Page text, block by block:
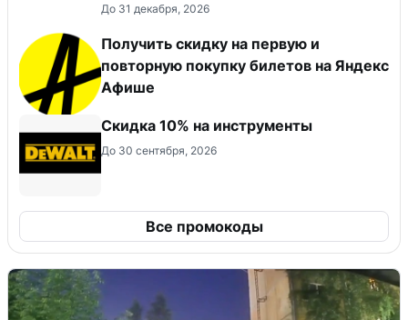
До 31 декабря, 2026
Получить скидку на первую и
повторную покупку билетов на Яндекс
Афише
Скидка 10% на инструменты
До 30 сентября, 2026
Все промокоды